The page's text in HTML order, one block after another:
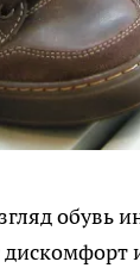
обувь